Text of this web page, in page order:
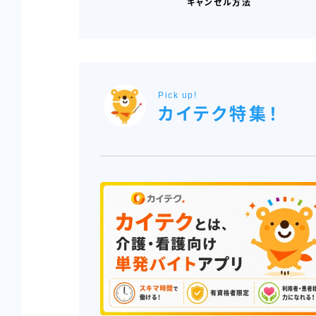
キャンセル方法
Pick up!
カイテク特集！